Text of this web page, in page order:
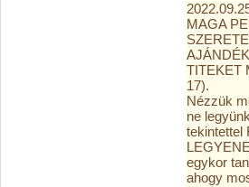
MAGA
TITEKET
17).
Nézzük
ne
tekintettel
egykor
ahogy